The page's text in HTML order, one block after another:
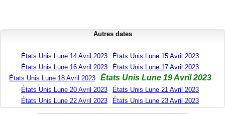
Autres dates
États Unis Lune 14 Avril 2023
États Unis Lune 15 Avril 2023
États Unis Lune 16 Avril 2023
États Unis Lune 17 Avril 2023
États Unis Lune 18 Avril 2023
États Unis Lune 19 Avril 2023
États Unis Lune 20 Avril 2023
États Unis Lune 21 Avril 2023
États Unis Lune 22 Avril 2023
États Unis Lune 23 Avril 2023